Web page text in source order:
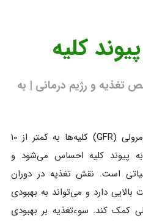
کلیه
و رژیم درمانی | به
زمانی که میزان فیلتراسیون گلومرولی (GFR) کلیه‌ها به کمتر از ۱۰
به پیوند کلیه احساس می‌شود و
است. نقش تغذیه در دوران
دارد و می‌تواند به بهبودی
کمک کند. سوءتغذیه بر بهبودی